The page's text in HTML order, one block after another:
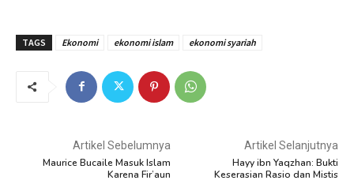
TAGS Ekonomi ekonomi islam ekonomi syariah
Artikel Sebelumnya
Maurice Bucaile Masuk Islam
Karena Fir’aun
Artikel Selanjutnya
Hayy ibn Yaqzhan: Bukti
Keserasian Rasio dan Mistis